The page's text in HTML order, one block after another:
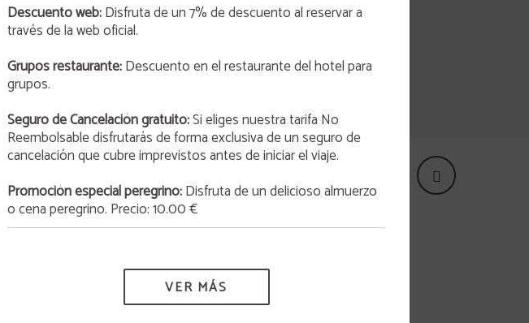
Descuento web:Disfruta de un 7% de descuento al reservar a
través de la web oficial.
Grupos restaurante:Descuento en el restaurante del hotel para
grupos.
Seguro de Cancelación gratuito:Si eliges nuestra tarifa No
Reembolsable disfrutarás de forma exclusiva de un seguro de
cancelación que cubre imprevistos antes de iniciar el viaje.
Promoción especial peregrino:Disfruta de un delicioso almuerzo
o cena peregrino. Precio: 10.00 €
VER MÁS
San Valentín 2026
Este 14 de febrero a las 21:00h, te invitamos a vivir una
MÁS INFORMACIÓN